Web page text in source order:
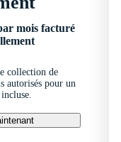
mois facturé
collection de
autorisés pour un